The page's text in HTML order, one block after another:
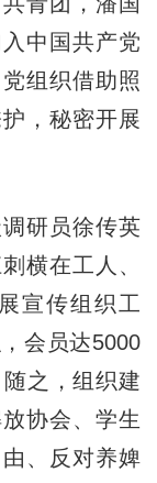
中国共产党
组织借助照
，秘密开展
研员徐传英
横在工人、
宣传组织工
会员达5000
之，组织建
协会、学生
、反对养婢